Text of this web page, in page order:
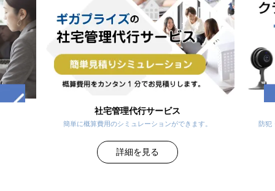
社宅管理代行サービス
簡単に概算費用のシミュレーションができます。
詳細を見る
防犯